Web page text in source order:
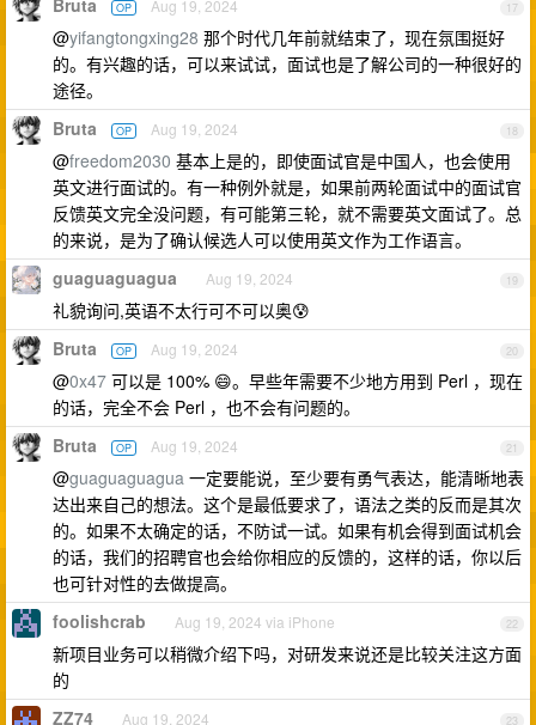
17
OP Aug 19, 2024
@yifangtongxing28 那个时代几年前就结束了，现在氛围挺好
的。有兴趣的话，可以来试试，面试也是了解公司的一种很好的
途径。
18
Bruta OP Aug 19, 2024
@freedom2030 基本上是的，即使面试官是中国人，也会使用
英文进行面试的。有一种例外就是，如果前两轮面试中的面试官
反馈英文完全没问题，有可能第三轮，就不需要英文面试了。总
的来说，是为了确认候选人可以使用英文作为工作语言。
19
guaguaguagua Aug 19, 2024
礼貌询问,英语不太行可不可以奥😰
20
Bruta OP Aug 19, 2024
@0x47 可以是 100% 😄。早些年需要不少地方用到 Perl ，现在
的话，完全不会 Perl ，也不会有问题的。
21
Bruta OP Aug 19, 2024
@guaguaguagua 一定要能说，至少要有勇气表达，能清晰地表
达出来自己的想法。这个是最低要求了，语法之类的反而是其次
的。如果不太确定的话，不防试一试。如果有机会得到面试机会
的话，我们的招聘官也会给你相应的反馈的，这样的话，你以后
也可针对性的去做提高。
22
foolishcrab Aug 19, 2024 via iPhone
新项目业务可以稍微介绍下吗，对研发来说还是比较关注这方面
的
23
ZZ74 Aug 19, 2024